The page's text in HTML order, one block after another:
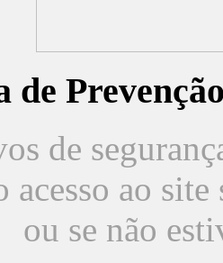
de
de
acesso ao
ou se não